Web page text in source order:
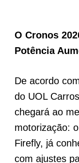
O Cronos
Potência
De acordo
do UOL
chegará ao
motorização:
Firefly, já
com ajustes